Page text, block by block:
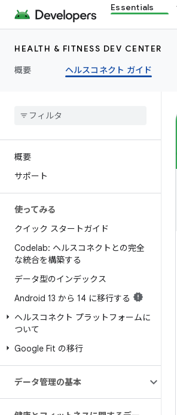
Essentials
HEALTH & FITNESS DEV CENTER
概要
ヘルスコネクト ガイド
概要
サポート
使ってみる
クイック スタートガイド
Codelab: ヘルスコネクトとの完全
な統合を構築する
データ型のインデックス
Android 13 から 14 に移行する
ヘルスコネクト プラットフォームに
ついて
Google Fit の移行
データ管理の基本